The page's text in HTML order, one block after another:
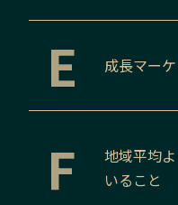
E 成長マー
F
地域平均
いること